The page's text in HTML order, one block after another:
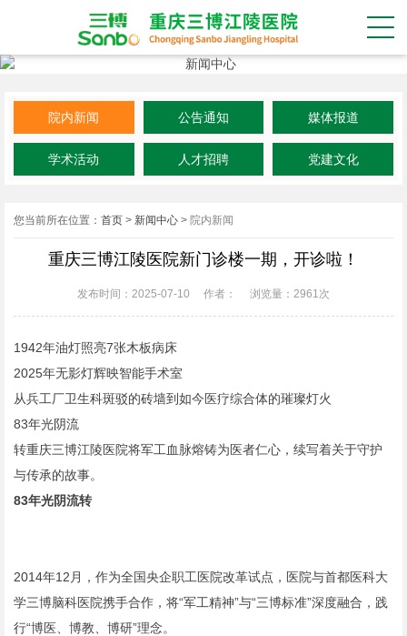
院内新闻 公告通知 媒体报道
学术活动 人才招聘 党建文化
您当前所在位置： 首页 > 新闻中心 > 院内新闻
重庆三博江陵医院新门诊楼一期，开诊啦！
发布时间：2025-07-10 作者： 浏览量： 2961次
1942年油灯照亮7张木板病床
2025年无影灯辉映智能手术室
从兵工厂卫生科斑驳的砖墙到如今医疗综合体的璀璨灯火
83年光阴流
转重庆三博江陵医院将军工血脉熔铸为医者仁心，续写着关于守护
与传承的故事。
83年光阴流转
2014年12月，作为全国央企职工医院改革试点，医院与首都医科大
学三博脑科医院携手合作，将“军工精神”与“三博标准”深度融合，践
行“博医、博教、博研”理念。